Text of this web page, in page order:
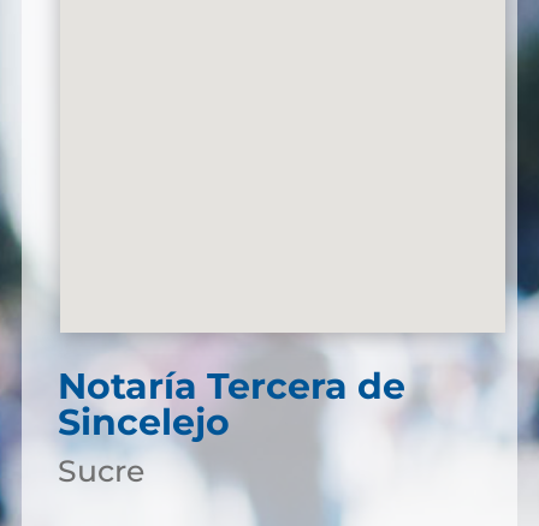
Notaría Tercera de
Sincelejo
Sucre